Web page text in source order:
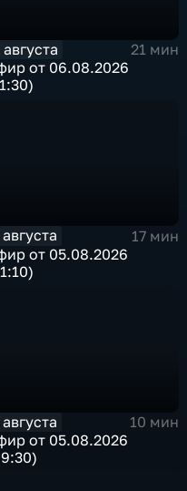
августа
21 мин
от 06.08.2026
августа
17 мин
от 05.08.2026
августа
10 мин
от 05.08.2026